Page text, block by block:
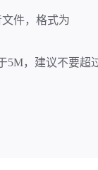
件，格式为
5M，建议不要超